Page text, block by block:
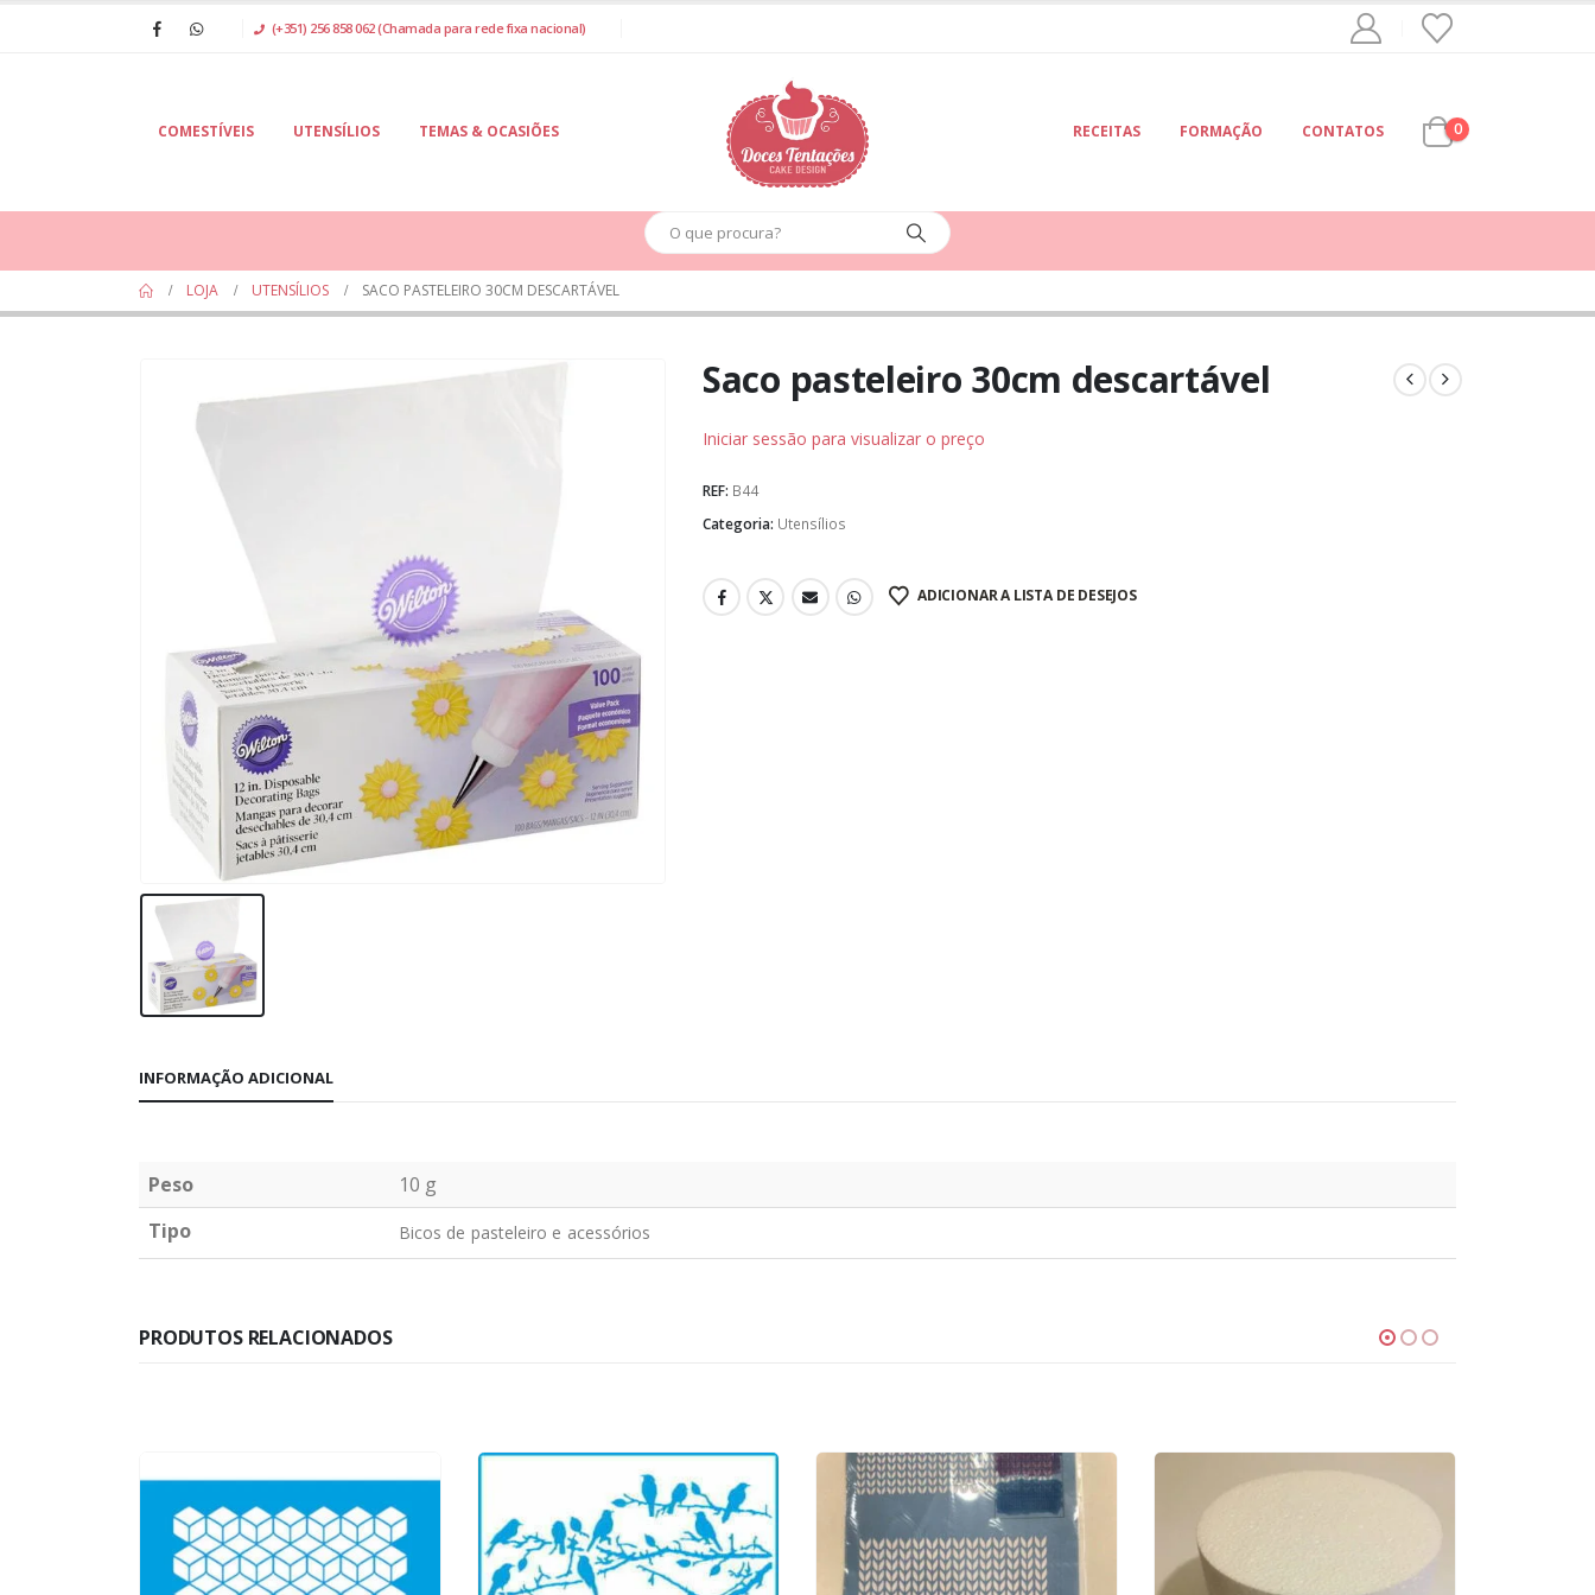
(+351) 256 858 062 (Chamada para rede fixa nacional)
COMESTÍVEIS UTENSÍLIOS TEMAS & OCASIÕES RECEITAS FORMAÇÃO CONTATOS 0
LOJA UTENSÍLIOS SACO PASTELEIRO 30CM DESCARTÁVEL
Saco pasteleiro 30cm descartável
Iniciar sessão para visualizar o preço
REF: B44
Categoria: Utensílios
ADICIONAR A LISTA DE DESEJOS
INFORMAÇÃO ADICIONAL
Peso
10 g
Tipo
Bicos de pasteleiro e acessórios
PRODUTOS RELACIONADOS